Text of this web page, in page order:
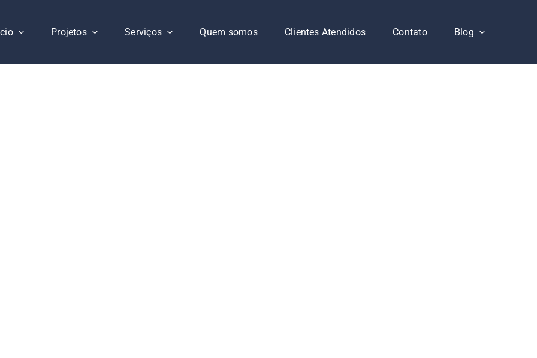
Projetos Serviços Quem somos Clientes Atendidos Contato Blog